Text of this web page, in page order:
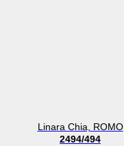
Linara Chia, ROMO
2494/494